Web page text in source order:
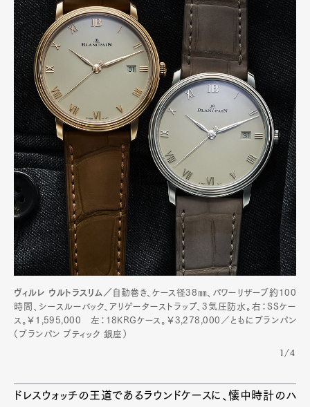
ヴィルレ ウルトラスリム／ 自動巻き、ケース径38㎜、パワーリザーブ約100
時間、シースルーバック、アリゲーターストラップ、3気圧防水。右：SSケー
ス。￥1,595,000 左：18KRGケース。￥3,278,000／ともにブランパン
（ブランパン ブティック 銀座）
1/4
ドレスウォッチの王道であるラウンドケースに、懐中時計のハ